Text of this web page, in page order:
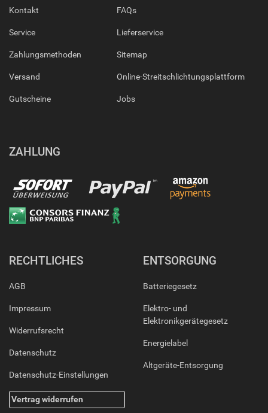
Kontakt
Service
Zahlungsmethoden
Versand
Gutscheine
FAQs
Lieferservice
Sitemap
Online-Streitschlichtungsplattform
Jobs
ZAHLUNG
RECHTLICHES
AGB
Impressum
Widerrufsrecht
Datenschutz
Datenschutz-Einstellungen
Vertrag widerrufen
ENTSORGUNG
Batteriegesetz
Elektro- und
Elektronikgerätegesetz
Energielabel
Altgeräte-Entsorgung